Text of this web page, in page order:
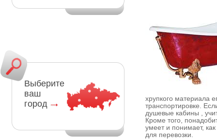
Выберите
ваш
город
хрупкого материала
транспортировке.
душевые кабины ,
Кроме того,
умеет и понимает,
для перевозки.